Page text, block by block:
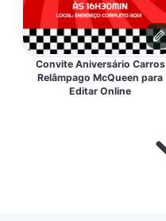
Convite Aniversário Carros
Relâmpago McQueen para
Editar Online